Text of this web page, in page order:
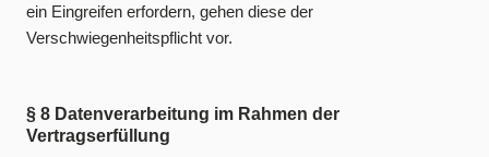
ein Eingreifen erfordern, gehen diese der
Verschwiegenheitspflicht vor.
§ 8 Datenverarbeitung im Rahmen der
Vertragserfüllung